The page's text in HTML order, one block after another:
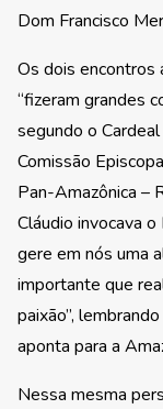
Dom Francisco
Os dois encontros
“fizeram grandes
segundo o
Comissão
Pan-Amazônica –
Cláudio invocava
gere em nós uma
importante que
paixão”,
aponta para a
Nessa mesma